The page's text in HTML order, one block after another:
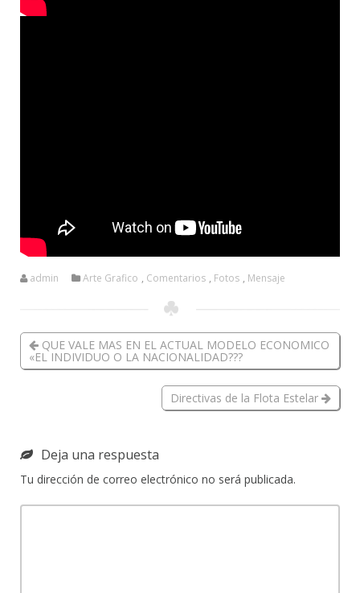
admin Arte Grafico , Comentarios , Fotos , Mensaje
QUE VALE MAS EN EL ACTUAL MODELO ECONOMICO
«EL INDIVIDUO O LA NACIONALIDAD???
Directivas de la Flota Estelar
Deja una respuesta
Tu dirección de correo electrónico no será publicada.